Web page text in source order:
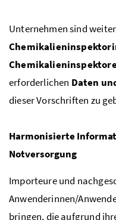
Unternehmen sind
erforderlichen Daten
dieser Vorschriften zu
Harmonisierte
Notversorgung
Importeure und
Anwenderinnen/
bringen, die aufgrund